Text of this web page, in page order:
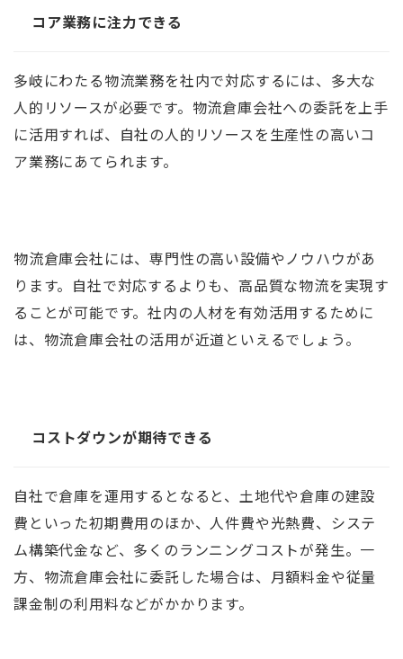
コア業務に注力できる
多岐にわたる物流業務を社内で対応するには、多大な
人的リソースが必要です。物流倉庫会社への委託を上手
に活用すれば、自社の人的リソースを生産性の高いコ
ア業務にあてられます。
物流倉庫会社には、専門性の高い設備やノウハウがあ
ります。自社で対応するよりも、高品質な物流を実現す
ることが可能です。社内の人材を有効活用するために
は、物流倉庫会社の活用が近道といえるでしょう。
コストダウンが期待できる
自社で倉庫を運用するとなると、土地代や倉庫の建設
費といった初期費用のほか、人件費や光熱費、システ
ム構築代金など、多くのランニングコストが発生。一
方、物流倉庫会社に委託した場合は、月額料金や従量
課金制の利用料などがかかります。